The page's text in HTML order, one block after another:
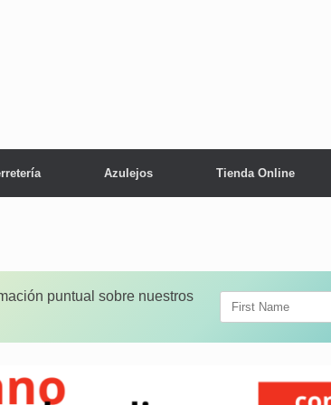
Azulejos Tienda Online
puntual sobre nuestros